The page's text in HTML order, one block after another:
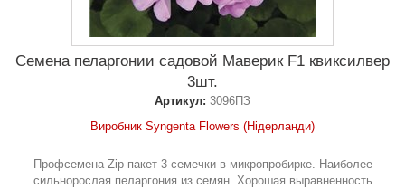
Семена пеларгонии садовой Маверик F1 квиксилвер
3шт.
Артикул: 3096ПЗ
Виробник Syngenta Flowers (Нідерланди)
Профсемена Zip-пакет 3 семечки в микропробирке. Наиболее
сильнорослая пеларгония из семян. Хорошая выравненность